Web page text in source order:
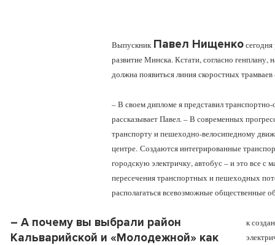
Выпускник Павел Нищенко
развитие Минска. Кстати, согласно генплану,
должна появиться линия скоростных
– В своем дипломе я представил
рассказывает Павел. – В современных
транспорту и пешеходно-велосипедному
центре. Создаются интегрированные
городскую электричку, автобус – и это все
пересечения транспортных и пешеходных
располагаться всевозможные общественные
– А почему вы выбрали район
Кальварийской и «Молодежной» как
к